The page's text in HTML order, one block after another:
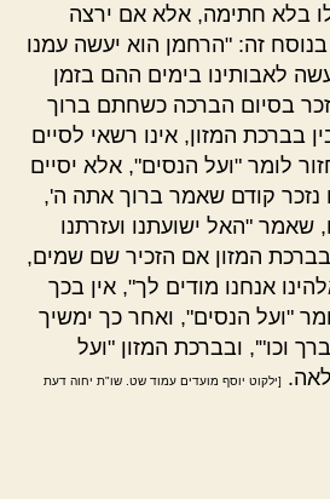
בלא חתימה, אלא אם ירצה
זה: "הרחמן הוא יעשה עמנו
לאבותינו בימים ההם בזמן
בסיום הברכה כשחתם ברוך
בברכת המזון, אינו רשאי לסיים
לומר "ועל הנסים", אלא יסיים
קודם שאמר ברוך אתה ה',
"האל ישועתנו ועזרתנו
המזון אם הזכיר שם שמים,
אנחנו מודים לך", אין בכך
"ועל הנסים", ואחר כך ימשיך
וכו"', ובברכת המזון "ועל
[ילקוט יוסף מועדים עמוד שט. שו"ת יחוה דעת